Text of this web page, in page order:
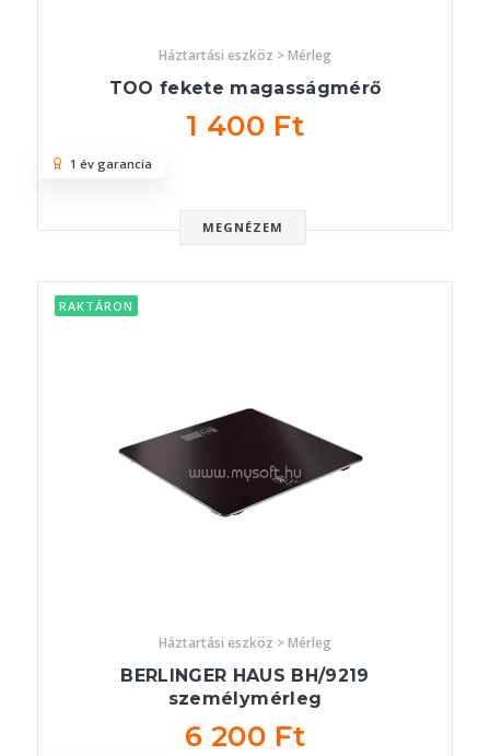
Háztartási eszköz > Mérleg
TOO fekete magasságmérő
1 400 Ft
MEGNÉZEM
1 év garancia
RAKTÁRON
Háztartási eszköz > Mérleg
BERLINGER HAUS BH/9219
személymérleg
6 200 Ft